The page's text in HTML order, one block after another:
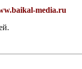
media.ru